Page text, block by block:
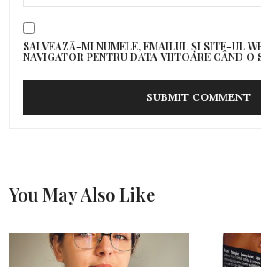
SALVEAZĂ-MI NUMELE, EMAILUL ȘI SITE-UL
NAVIGATOR PENTRU DATA VIITOARE CÂND O
You May Also Like